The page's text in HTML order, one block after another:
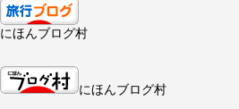
にほんブログ村
にほんブログ村